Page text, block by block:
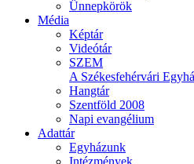
Ünnepkörök
Média
Képtár
Videótár
SZEM
A Székesfehérvári
Hangtár
Szentföld 2008
Napi evangélium
Adattár
Egyházunk
Intézmények